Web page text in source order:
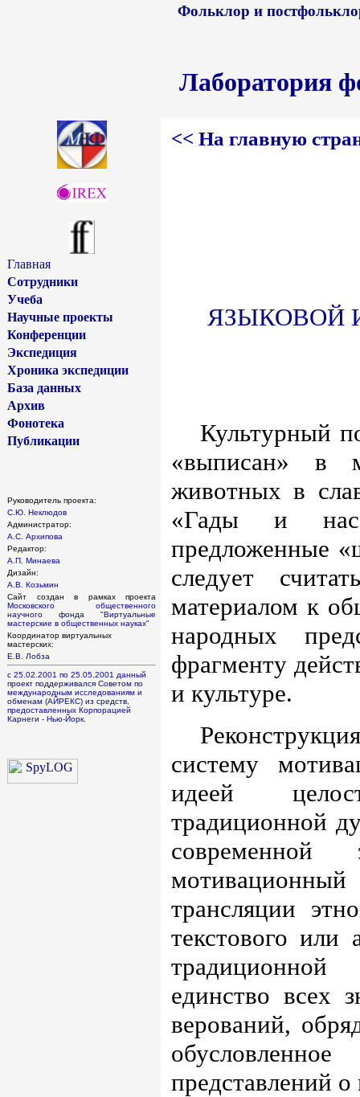
Фольклор и
Лаборатория
Главная
Сотрудники
Учеба
Научные проекты
Конференции
Экспедиция
Хроника экспедиции
База данных
Архив
Фонотека
Публикации
Руководитель проекта:
С.Ю. Неклюдов
Администратор:
А.С. Архипова
Редактор:
А.П. Минаева
Дизайн:
А.В. Козьмин
Сайт создан в рамках проекта
Московского общественного
научного фонда
"Виртуальные
мастерские в общественных науках"
Координатор виртуальных
мастерских:
Е.В. Лобза
с 25.02.2001 по 25.05.2001 данный
проект поддерживался Советом по
международным исследованиям и
обменам (АЙРЕКС) из средств,
предоставленных Корпорацией
Карнеги - Нью-Йорк.
<< На главную
ЯЗЫКОВОЙ
Культурный
«выписан» в
животных в
«Гады и
предложенные
следует
материалом к
народных
фрагменту
и культуре.
систему
идеей
традиционной
современной
трансляции
текстового или
традиционной
единство всех
верований,
представлений